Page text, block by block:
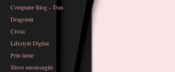
Computer Blog – Dan
Dragomir
Crisia
Lifestyle Digital
Prin lume
Slove mestesugite